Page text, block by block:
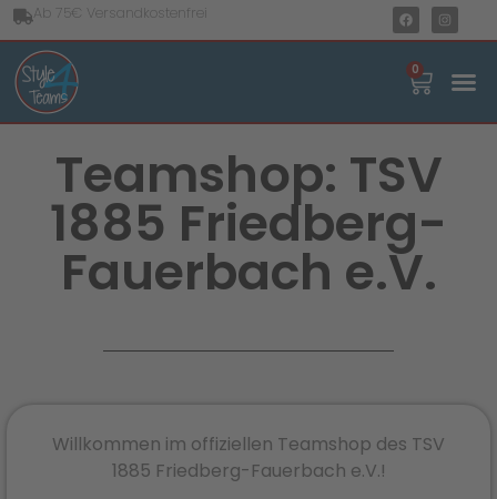
Ab 75€ Versandkostenfrei
0
Teamshop: TSV
1885 Friedberg-
Fauerbach e.V.
Willkommen im offiziellen Teamshop des TSV
1885 Friedberg-Fauerbach e.V.!